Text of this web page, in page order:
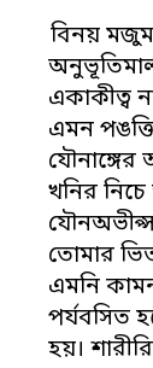
বিনয়
একাকীত্ব
এমন
খনির
তোমার
এমনি
পর্যবসিত
হয়।